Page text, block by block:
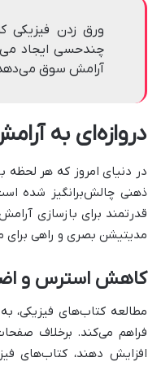
ورق زدن فیزیکی
چندحسی ایجاد
آرامش سوق
دروازه‌ای به
در دنیای امروز که هر لحظه
ذهنی چالش‌برانگیز شده
قدرتمند برای بازسازی
مدیتیشن بصری و راهی برای
کاهش استرس و
مطالعه کتاب‌های فیزیکی،
فراهم می‌کند. برخلاف
افزایش دهند، کتاب‌های